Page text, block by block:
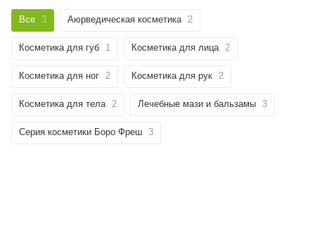
Все 3 Аюрведическая косметика 2
Косметика для губ 1 Косметика для лица 2
Косметика для ног 2 Косметика для рук 2
Косметика для тела 2 Лечебные мази и бальзамы 3
Серия косметики Боро Фреш 3